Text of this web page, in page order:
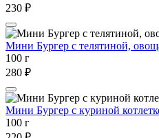
230 ₽
Мини Бургер с телятиной,
100 г
280 ₽
Мини Бургер с куриной
100 г